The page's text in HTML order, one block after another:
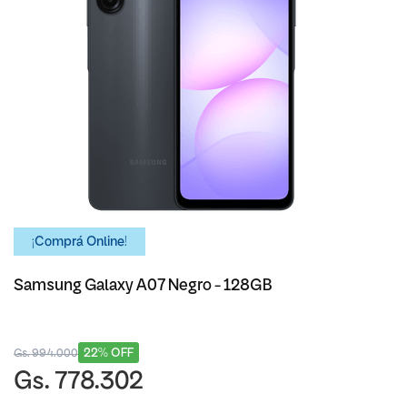
¡Comprá Online!
Samsung Galaxy A07 Negro - 128GB
22% OFF
Gs. 994.000
Gs. 778.302